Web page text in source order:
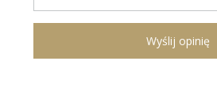
Wyślij opinię